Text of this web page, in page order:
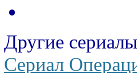
Другие
Сериал